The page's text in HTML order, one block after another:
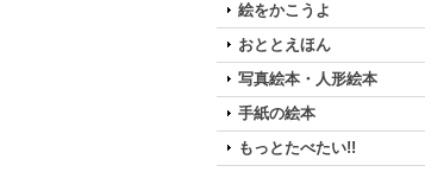
絵をかこうよ
おととえほん
写真絵本・人形絵本
手紙の絵本
もっとたべたい!!